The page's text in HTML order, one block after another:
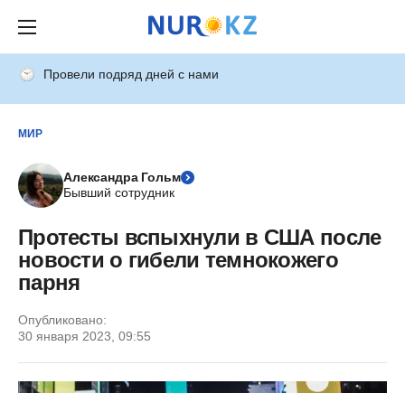
Провели подряд дней с нами
МИР
Александра Гольм
Бывший сотрудник
Протесты вспыхнули в США после
новости о гибели темнокожего
парня
Опубликовано:
30 января 2023, 09:55